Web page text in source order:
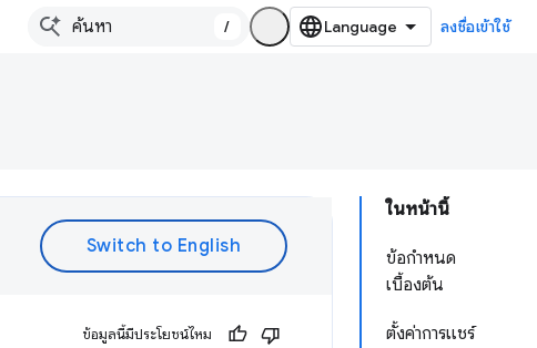
/ ลงชื่อเข้าใช้
ในหน้านี้
ข้อกำหนด
เบื้องต้น
ตั้งค่าการแชร์
ข้อมูลนี้มีประโยชน์ไหม